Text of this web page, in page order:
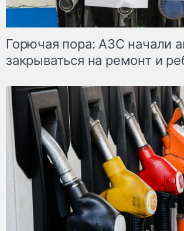
Горючая пора: АЗС начали
закрываться на ремонт и